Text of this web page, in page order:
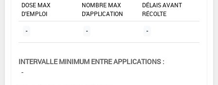
DOSE MAX
D'EMPLOI
NOMBRE MAX
D'APPLICATION
DÉLAIS AVANT
RÉCOLTE
- - -
INTERVALLE MINIMUM ENTRE APPLICATIONS :
-